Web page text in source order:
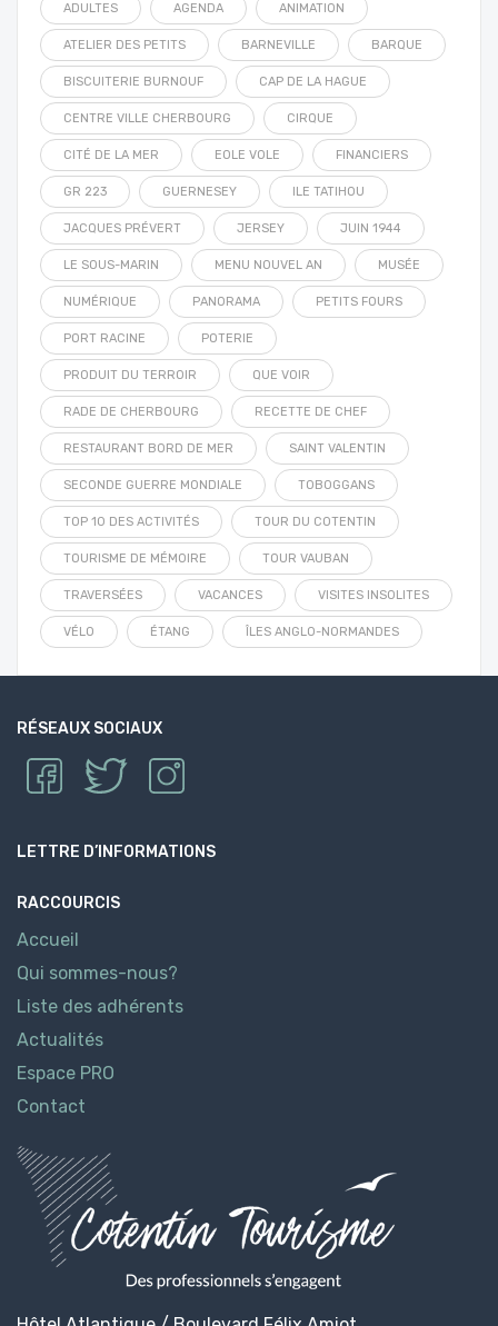
ADULTES AGENDA ANIMATION
ATELIER DES PETITS BARNEVILLE BARQUE
BISCUITERIE BURNOUF CAP DE LA HAGUE
CENTRE VILLE CHERBOURG CIRQUE
CITÉ DE LA MER EOLE VOLE FINANCIERS
GR 223 GUERNESEY ILE TATIHOU
JACQUES PRÉVERT JERSEY JUIN 1944
LE SOUS-MARIN MENU NOUVEL AN MUSÉE
NUMÉRIQUE PANORAMA PETITS FOURS
PORT RACINE POTERIE
PRODUIT DU TERROIR QUE VOIR
RADE DE CHERBOURG RECETTE DE CHEF
RESTAURANT BORD DE MER SAINT VALENTIN
SECONDE GUERRE MONDIALE TOBOGGANS
TOP 10 DES ACTIVITÉS TOUR DU COTENTIN
TOURISME DE MÉMOIRE TOUR VAUBAN
TRAVERSÉES VACANCES VISITES INSOLITES
VÉLO ÉTANG ÎLES ANGLO-NORMANDES
RÉSEAUX SOCIAUX
LETTRE D’INFORMATIONS
RACCOURCIS
Accueil
Qui sommes-nous?
Liste des adhérents
Actualités
Espace PRO
Contact